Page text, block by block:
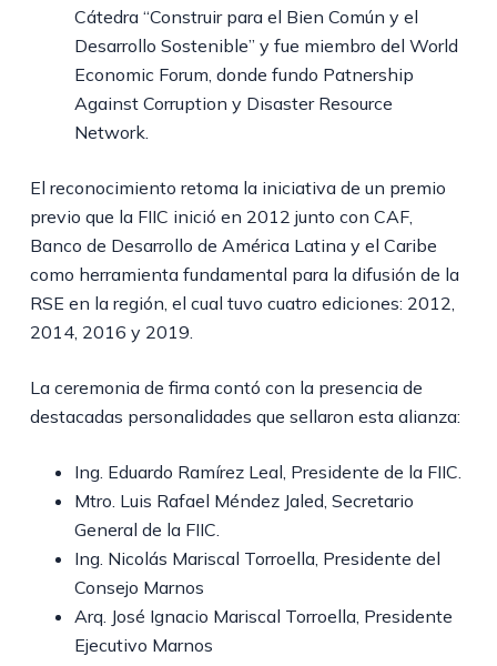
Cátedra “Construir para el Bien Común y el
Desarrollo Sostenible” y fue miembro del World
Economic Forum, donde fundo Patnership
Against Corruption y Disaster Resource
Network.
El reconocimiento retoma la iniciativa de un premio
previo que la FIIC inició en 2012 junto con CAF,
Banco de Desarrollo de América Latina y el Caribe
como herramienta fundamental para la difusión de la
RSE en la región, el cual tuvo cuatro ediciones: 2012,
2014, 2016 y 2019.
La ceremonia de firma contó con la presencia de
destacadas personalidades que sellaron esta alianza:
Ing. Eduardo Ramírez Leal, Presidente de la FIIC.
Mtro. Luis Rafael Méndez Jaled, Secretario
General de la FIIC.
Ing. Nicolás Mariscal Torroella, Presidente del
Consejo Marnos
Arq. José Ignacio Mariscal Torroella, Presidente
Ejecutivo Marnos